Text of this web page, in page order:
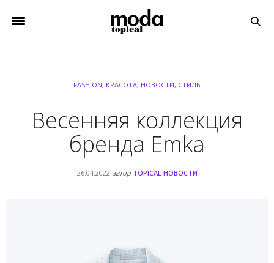
FASHION, КРАСОТА, НОВОСТИ, СТИЛЬ
Весенняя коллекция
бренда Emka
26.04.2022 автор TOPICAL НОВОСТИ